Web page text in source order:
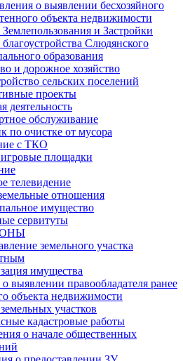
о выявлении бесхозяйного
объекта недвижимости
и Застройки
Слюдянского
образования
и дорожное хозяйство
сельских поселений
проекты
деятельность
обслуживание
по очистке от мусора
с ТКО
площадки
телевидение
отношения
имущество
сервитуты
земельного участка
имущества
выявлении правообладателя ранее
объекта недвижимости
участков
кадастровые работы
о начале общественных